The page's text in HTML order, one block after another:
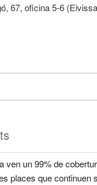
67, oficina 5-6
ven un 99% de
places que continuen